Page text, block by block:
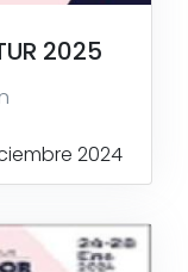
2025
2024